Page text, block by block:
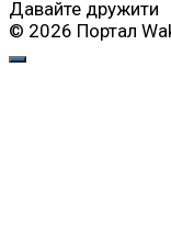
Давайте дружити
© 2026 Портал